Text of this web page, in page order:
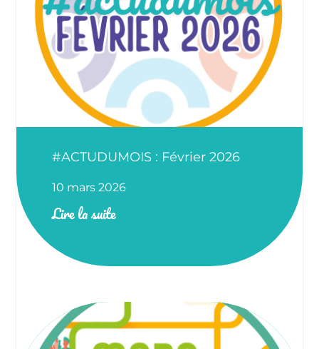
#ACTUDUMOIS : Février 2026
10 mars 2026
Lire la suite